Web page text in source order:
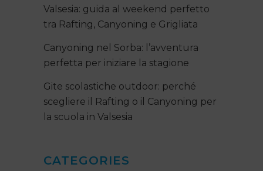
Valsesia: guida al weekend perfetto
tra Rafting, Canyoning e Grigliata
Canyoning nel Sorba: l’avventura
perfetta per iniziare la stagione
Gite scolastiche outdoor: perché
scegliere il Rafting o il Canyoning per
la scuola in Valsesia
CATEGORIES